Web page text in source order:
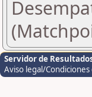
Servidor de
Aviso legal/Condiciones